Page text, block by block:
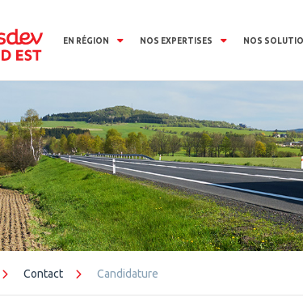
EN RÉGION NOS EXPERTISES NOS
Contact Candidature